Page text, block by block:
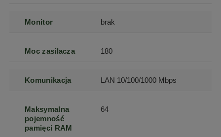
Monitor brak
Moc zasilacza 180
Komunikacja LAN 10/100/1000 Mbps
Maksymalna
pojemność
pamięci RAM
64